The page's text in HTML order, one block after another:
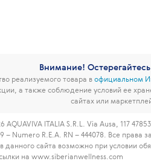
Внимание!
реализуемого товара вофициальном
а также соблюдение условий ее
сайтах или
AQUAVIVA ITALIA S.R.L. Via Ausa, 117
– Numero R.E.A. RN – 444078. Все права
данного сайта возможно при условии
на www.siberianwellness.com